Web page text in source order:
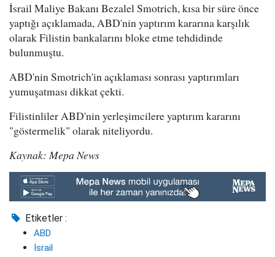
İsrail Maliye Bakanı Bezalel Smotrich, kısa bir süre önce
yaptığı açıklamada, ABD'nin yaptırım kararına karşılık
olarak Filistin bankalarını bloke etme tehdidinde
bulunmuştu.
ABD'nin Smotrich'in açıklaması sonrası yaptırımları
yumuşatması dikkat çekti.
Filistinliler ABD'nin yerleşimcilere yaptırım kararını
"göstermelik" olarak niteliyordu.
Kaynak: Mepa News
Etiketler :
ABD
İsrail